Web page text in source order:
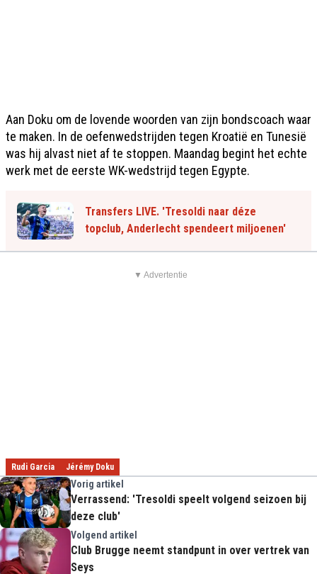
Aan Doku om de lovende woorden van zijn bondscoach waar
te maken. In de oefenwedstrijden tegen Kroatië en Tunesië
was hij alvast niet af te stoppen. Maandag begint het echte
werk met de eerste WK-wedstrijd tegen Egypte.
Transfers LIVE. 'Tresoldi naar déze
topclub, Anderlecht spendeert miljoenen'
▼ Advertentie
Rudi Garcia Jérémy Doku
Vorig artikel
Verrassend: 'Tresoldi speelt volgend seizoen bij
deze club'
Volgend artikel
Club Brugge neemt standpunt in over vertrek van
Seys